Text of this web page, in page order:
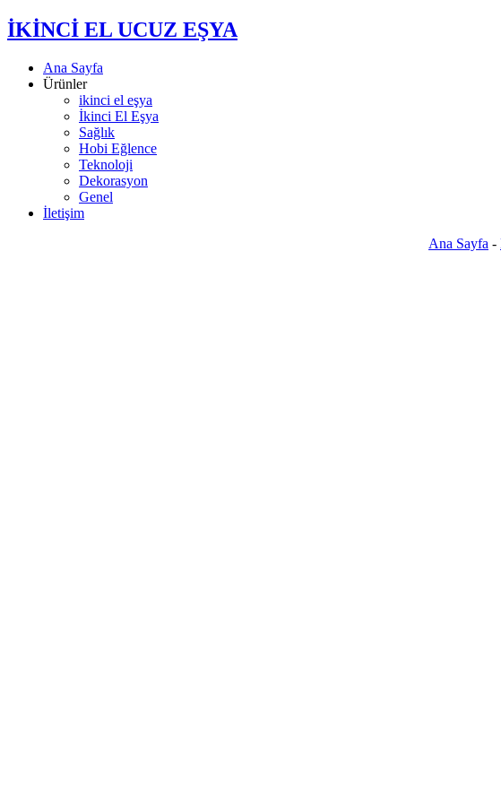
İKİNCİ EL UCUZ EŞYA
Ana Sayfa
Ürünler
ikinci el eşya
İkinci El Eşya
Sağlık
Hobi Eğlence
Teknoloji
Dekorasyon
Genel
İletişim
Ana Sayfa -